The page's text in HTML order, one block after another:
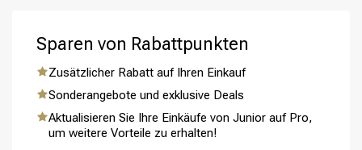
Sparen von Rabattpunkten
Zusätzlicher Rabatt auf Ihren Einkauf
Sonderangebote und exklusive Deals
Aktualisieren Sie Ihre Einkäufe von Junior auf Pro,
um weitere Vorteile zu erhalten!